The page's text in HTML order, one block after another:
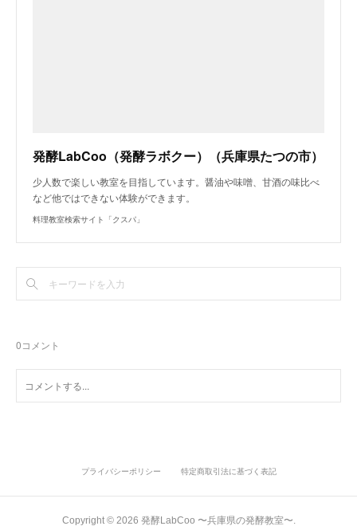
発酵LabCoo（発酵ラボクー）（兵庫県たつの市）
少人数で楽しい教室を目指しています。醤油や味噌、甘酒の味比べ
など他ではできない体験ができます。
料理教室検索サイト「クスパ」
0コメント
プライバシーポリシー 特定商取引法に基づく表記
Copyright © 2026 発酵LabCoo 〜兵庫県の発酵教室〜.